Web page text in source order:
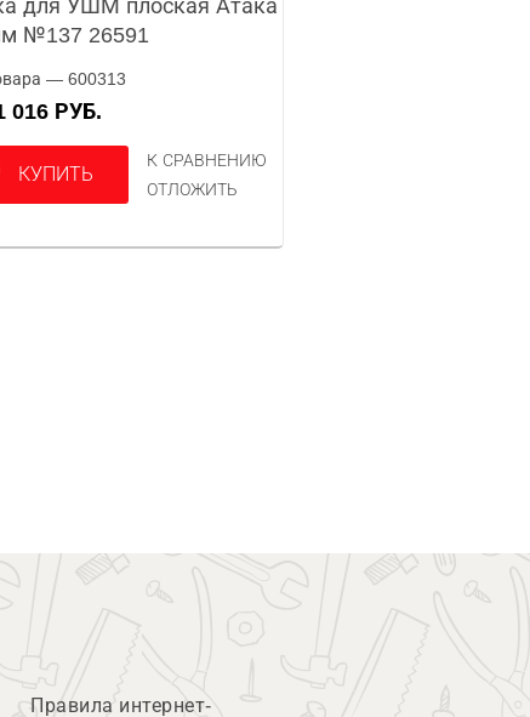
для УШМ плоская Атака
№137 26591
— 600313
1 016 РУБ.
КУПИТЬ
К СРАВНЕНИЮ
ОТЛОЖИТЬ
Правила интернет-